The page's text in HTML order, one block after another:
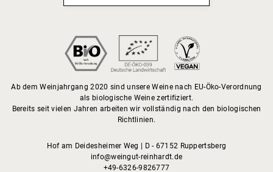
Ab dem Weinjahrgang 2020 sind unsere Weine nach EU-Öko-Verordnung
als biologische Weine zertifiziert.
Bereits seit vielen Jahren arbeiten wir vollständig nach den biologischen
Richtlinien.
Hof am Deidesheimer Weg | D - 67152 Ruppertsberg
info@weingut-reinhardt.de
+49-6326-9826777